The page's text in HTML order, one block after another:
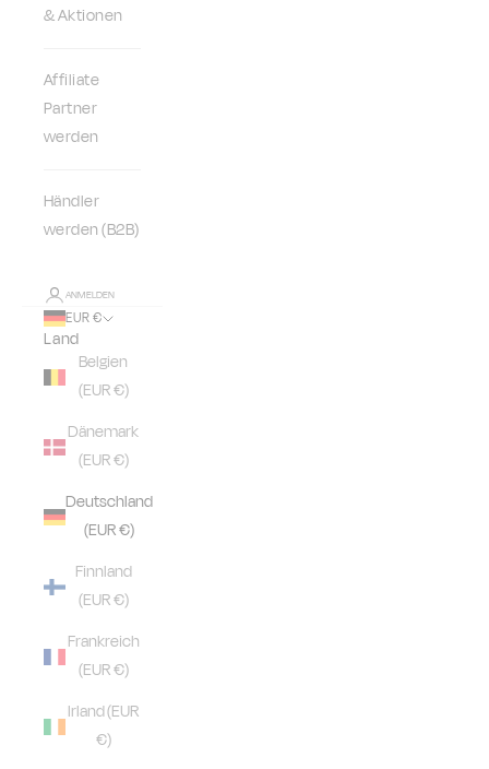
& Aktionen
Affiliate
Partner
werden
Händler
werden (B2B)
ANMELDEN
EUR €
Land
Belgien
(EUR €)
Dänemark
(EUR €)
Deutschland
(EUR €)
Finnland
(EUR €)
Frankreich
(EUR €)
Irland (EUR
€)